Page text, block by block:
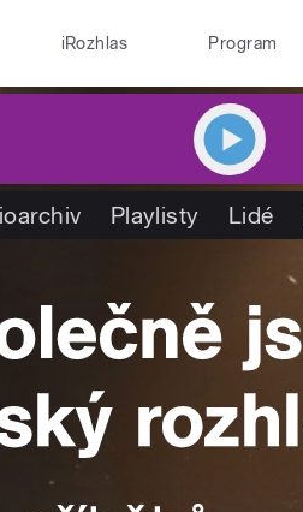
iRozhlas Program
Playlisty Lidé